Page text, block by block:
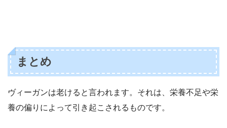
まとめ
ヴィーガンは老けると言われます。それは、栄養不足や栄
養の偏りによって引き起こされるものです。